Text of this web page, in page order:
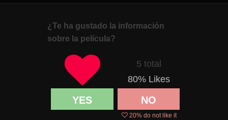
¿Te ha gustado la información
sobre la película?
5 total
80% Likes
YES NO
20% do not like it